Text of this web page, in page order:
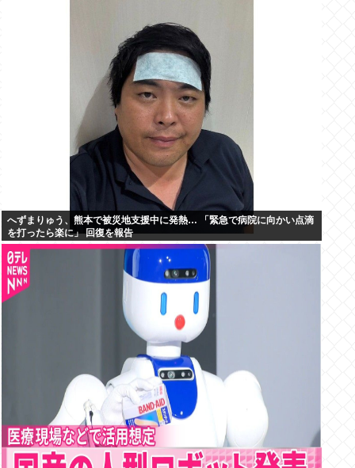
へずまりゅう、熊本で被災地支援中に発熱… 「緊急で病院に向かい点滴
を打ったら楽に」 回復を報告